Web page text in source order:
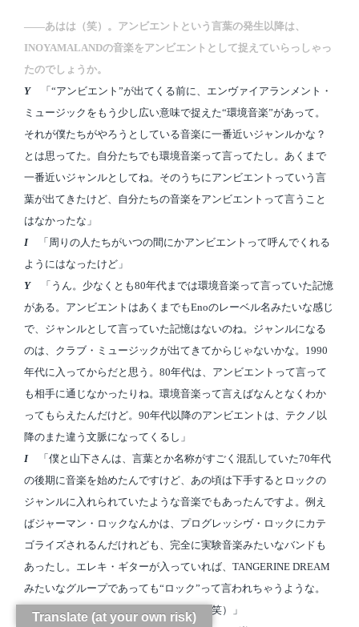
――あはは（笑）。アンビエントという言葉の発生以降は、
INOYAMALANDの音楽をアンビエントとして捉えていらっしゃっ
たのでしょうか。
Y「“アンビエント”が出てくる前に、エンヴァイアランメント・
ミュージックをもう少し広い意味で捉えた“環境音楽”があって。
それが僕たちがやろうとしている音楽に一番近いジャンルかな？
とは思ってた。自分たちでも環境音楽って言ってたし。あくまで
一番近いジャンルとしてね。そのうちにアンビエントっていう言
葉が出てきたけど、自分たちの音楽をアンビエントって言うこと
はなかったな」
I「周りの人たちがいつの間にかアンビエントって呼んでくれる
ようにはなったけど」
Y「うん。少なくとも80年代までは環境音楽って言っていた記憶
がある。アンビエントはあくまでもEnoのレーベル名みたいな感じ
で、ジャンルとして言っていた記憶はないのね。ジャンルになる
のは、クラブ・ミュージックが出てきてからじゃないかな。1990
年代に入ってからだと思う。80年代は、アンビエントって言って
も相手に通じなかったりね。環境音楽って言えばなんとなくわか
ってもらえたんだけど。90年代以降のアンビエントは、テクノ以
降のまた違う文脈になってくるし」
I「僕と山下さんは、言葉とか名称がすごく混乱していた70年代
の後期に音楽を始めたんですけど、あの頃は下手するとロックの
ジャンルに入れられていたような音楽でもあったんですよ。例え
ばジャーマン・ロックなんかは、プログレッシヴ・ロックにカテ
ゴライズされるんだけれども、完全に実験音楽みたいなバンドも
あったし。エレキ・ギターが入っていれば、TANGERINE DREAM
みたいなグループであっても“ロック”って言われちゃうような。
結局ロックになっちゃったんだけどね（笑）」
Translate (at your own risk)